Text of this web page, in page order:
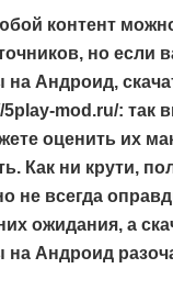
контент
но если
Андроид,
5play-mod.ru/: так
оценить их
Как ни крути,
не всегда
ожидания, а
Андроид